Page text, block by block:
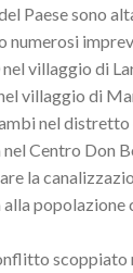
Paese sono
numerosi
villaggio di
villaggio di
nel distretto
Centro Don
la
popolazione
scoppiato